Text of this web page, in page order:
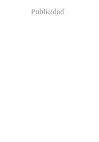
Publicidad